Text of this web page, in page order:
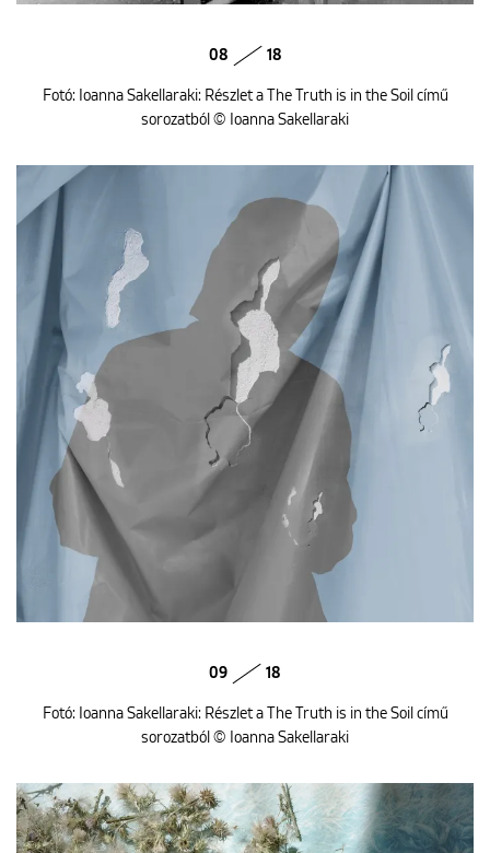
08 18
Fotó: Ioanna Sakellaraki: Részlet a The Truth is in the Soil című
sorozatból © Ioanna Sakellaraki
09 18
Fotó: Ioanna Sakellaraki: Részlet a The Truth is in the Soil című
sorozatból © Ioanna Sakellaraki